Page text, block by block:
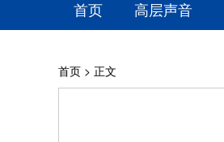
首页 高层声音
首页 > 正文